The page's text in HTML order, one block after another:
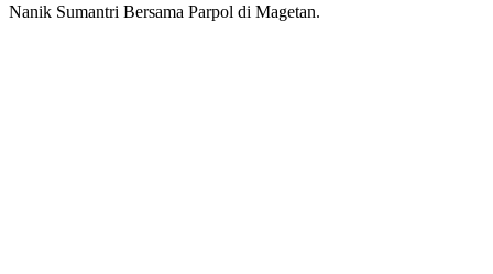
Nanik Sumantri Bersama Parpol di Magetan.